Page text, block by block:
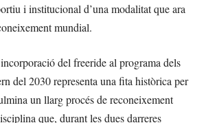
i institucional d’una modalitat que ara
mundial.
del freeride al programa dels
del 2030 representa una fita històrica per
un llarg procés de reconeixement
que, durant les dues darreres